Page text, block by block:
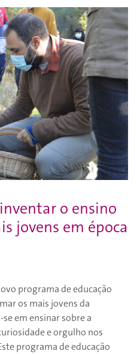
o ensino
jovens em época
programa de educação
os mais jovens da
em ensinar sobre a
e orgulho nos
programa de educação